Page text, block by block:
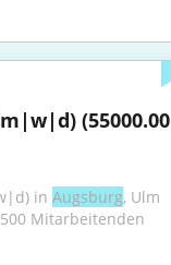
(55000.00
in Augsburg, Ulm
Mitarbeitenden